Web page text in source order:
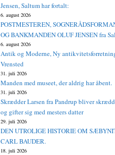
Jensen, Saltum har fortalt:
6. august 2026
POSTMESTEREN,
OG BANKMANDEN OLUF JENSEN fra
6. august 2026
Antik og Moderne, Ny
Vrensted
31. juli 2026
Manden med museet, der aldrig har åbent.
31. juli 2026
Skrædder Larsen fra Pandrup bliver
og gifter sig med mesters datter
29. juli 2026
DEN UTROLIGE HISTORIE OM
CARL BAUDER.
18. juli 2026